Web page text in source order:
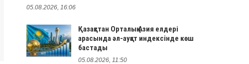
05.08.2026, 16:06
Қазақстан Орталық Азия елдері
арасында әл-ауқат индексінде көш
бастады
05.08.2026, 11:50